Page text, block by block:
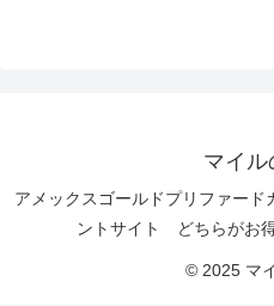
マイル
アメックスゴールドプリファー
ントサイト どちらがお
© 2025 マ